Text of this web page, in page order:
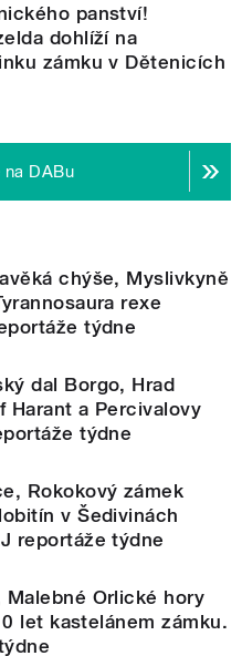
panství!
dohlíží na
zámku v Dětenicích
DABu
chýše, Myslivkyně
rexe
týdne
dal Borgo, Hrad
Harant a Percivalovy
týdne
Rokokový zámek
v Šedivinách
reportáže týdne
Orlické hory
let kastelánem zámku.